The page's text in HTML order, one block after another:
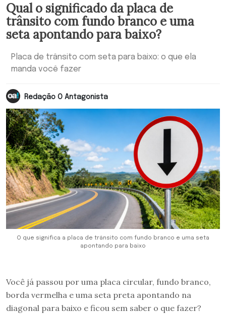
Qual o significado da placa de
trânsito com fundo branco e uma
seta apontando para baixo?
Placa de trânsito com seta para baixo: o que ela
manda você fazer
Redação O Antagonista
O que significa a placa de trânsito com fundo branco e uma seta
apontando para baixo
Você já passou por uma placa circular, fundo branco,
borda vermelha e uma seta preta apontando na
diagonal para baixo e ficou sem saber o que fazer?